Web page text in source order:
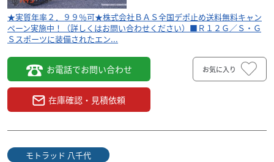
★実質年率２．９９％可★株式会社ＢＡＳ全国デポ止め送料無料キャン
ペーン実施中！（詳しくはお問い合わせください）■Ｒ１２Ｇ／Ｓ・Ｇ
Ｓスポーツに装備されたエン...
お電話でお問い合わせ
在庫確認・見積依頼
お気に入り
モトラッド 八千代